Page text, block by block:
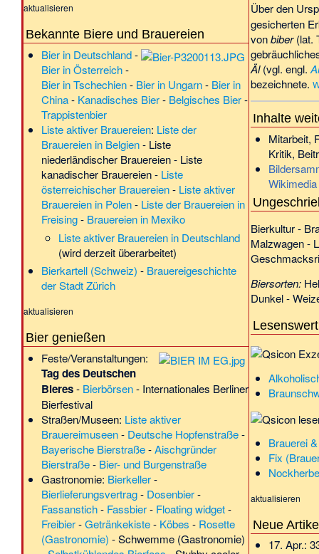
aktualisieren
Bekannte Biere und Brauereien
Bier in Deutschland-
Bier in Österreich-
Bier in Tschechien- Bier in Ungarn- Bier in
China- Kanadisches Bier- Belgisches Bier-
Trappistenbier
Liste aktiver Brauereien: Liste der
Brauereien in Belgien- Liste
niederländischer Brauereien- Liste
kanadischer Brauereien- Liste
österreichischer Brauereien- Liste aktiver
Brauereien in Polen- Liste der Brauereien in
Freising- Brauereien in Mexiko
Liste aktiver Brauereien in Deutschland
(wird derzeit überarbeitet)
Bierkartell (Schweiz) - Brauereigeschichte
der Stadt Zürich
aktualisieren
Bier genießen
Feste/Veranstaltungen:
Tag des Deutschen
Bieres- Bierbörsen- Internationales Berliner
Bierfestival
Straßen/Museen: Liste aktiver
Brauereimuseen- Deutsche Hopfenstraße-
Bayerische Bierstraße-Aischgründer
Bierstraße- Bier- und Burgenstraße
Gastronomie: Bierkeller-
Bierlieferungsvertrag- Dosenbier-
Fassanstich- Fassbier- Floating widget-
Freibier-Getränkekiste- Köbes - Rosette
(Gastronomie) -Schwemme (Gastronomie)
Über den
gesicherten
vonbiber(lat.
Äl(vgl. engl.
bezeichnete.
Inhalte
Mitarbeit,
Kritik,
Bierkultur-
Malzwagen-
Biersorten:
Dunkel-
Brauerei
Fix
aktualisieren
Neue
17. Apr.: